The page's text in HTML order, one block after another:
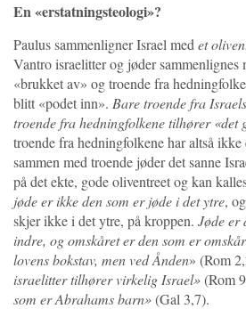
En «erstatningsteologi»?
Paulus sammenligner Israel med et
Vantro israelitter og jøder sammenlignes
«brukket av» og troende fra
blitt «podet inn». Bare troende fra
troende fra hedningfolkene tilhører «det
troende fra hedningfolkene har altså ikke
sammen med troende jøder det sanne
på det ekte, gode oliventreet og kan
jøde er ikke den som er jøde i det ytre,
skjer ikke i det ytre, på kroppen. Jøde er
indre, og omskåret er den som er
lovens bokstav, men ved Ånden» (Rom
israelitter tilhører virkelig Israel»(Rom
som er Abrahams barn»(Gal 3,7).